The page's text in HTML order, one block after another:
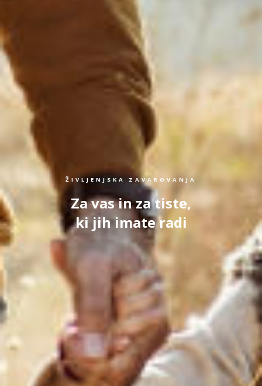
ŽIVLJENJSKA ZAVAROVANJA
Za vas in za tiste,
ki jih imate radi